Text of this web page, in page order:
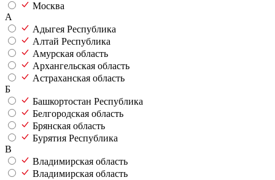
Москва
А
Адыгея Республика
Алтай Республика
Амурская область
Архангельская область
Астраханская область
Б
Башкортостан Республика
Белгородская область
Брянская область
Бурятия Республика
В
Владимирская область
Владимирская область